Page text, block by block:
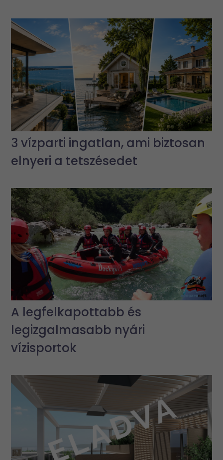
3 vízparti ingatlan, ami biztosan
elnyeri a tetszésedet
A legfelkapottabb és
legizgalmasabb nyári
vízisportok